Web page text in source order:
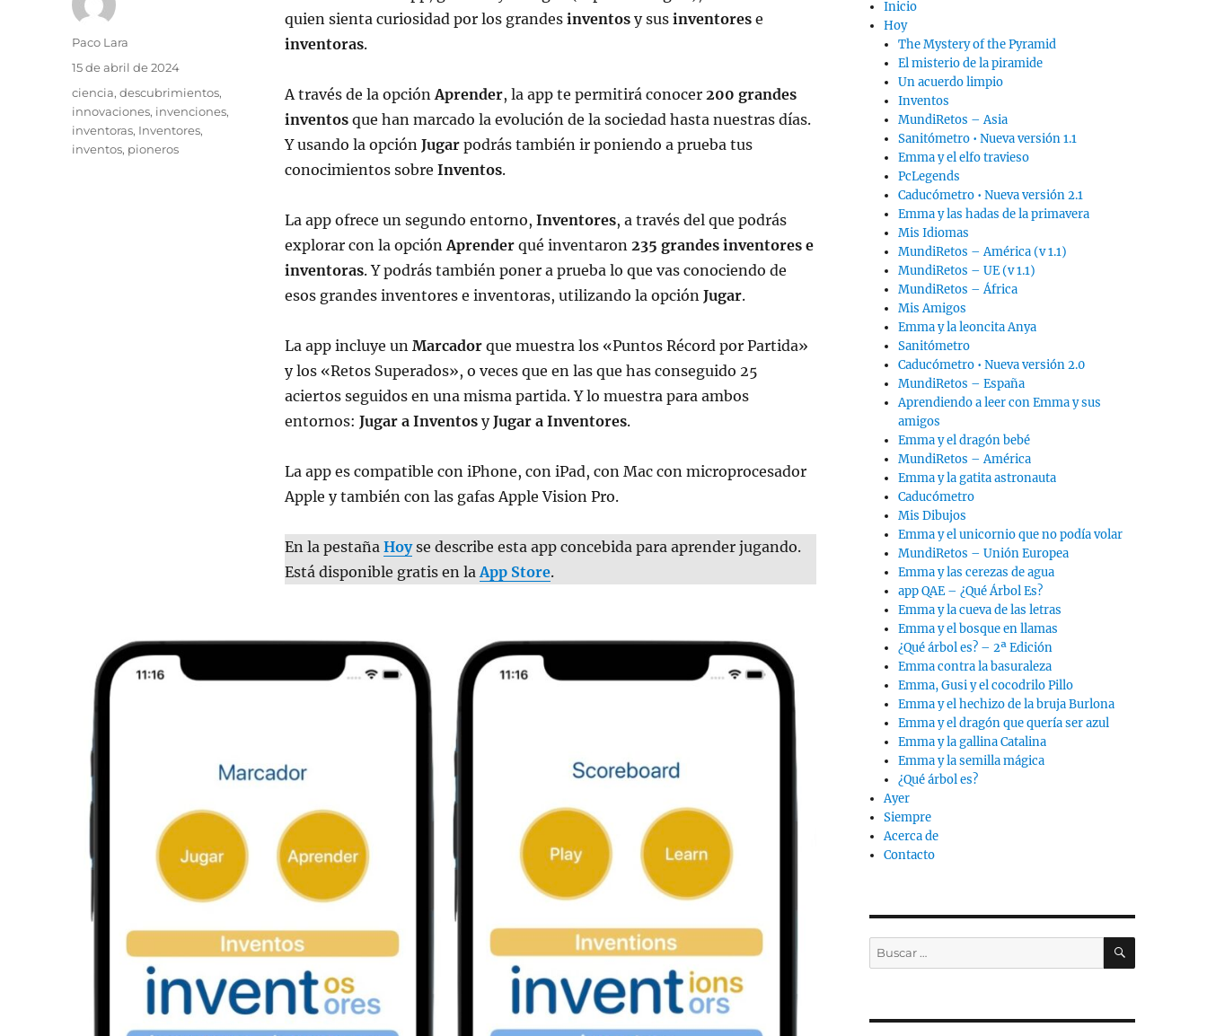
quien sienta curiosidad por los grandes inventosy sus inventorese
inventoras.
A través de la opciónAprender, la app te permitirá conocer 200 grandes
inventosque han marcado la evolución de la sociedad hasta nuestras días.
Y usando la opción Jugarpodrás también ir poniendo a prueba tus
conocimientos sobre Inventos.
La app ofrece un segundo entorno, Inventores, a través del que podrás
explorar con la opciónAprenderqué inventaron 235 grandes inventores e
inventoras. Y podrás también poner a prueba lo que vas conociendo de
esos grandes inventores e inventoras, utilizando la opción Jugar.
La app incluye un Marcadorque muestra los «Puntos Récord por Partida»
y los «Retos Superados», o veces que en las que has conseguido 25
aciertos seguidos en una misma partida. Y lo muestra para ambos
entornos: Jugar a InventosyJugar a Inventores.
La app es compatible con iPhone, con iPad, con Mac con microprocesador
Apple y también con las gafas Apple Vision Pro.
En la pestaña Hoyse describe esta app concebida para aprender jugando.
Está disponible gratis en laApp Store.
Autor
Paco Lara
Publicado
el
15 de abril de 2024
Etiquetas
ciencia,descubrimientos,
innovaciones, invenciones,
inventoras, Inventores,
inventos, pioneros
Inicio
Hoy
The Mystery of the Pyramid
El misterio de la piramide
Un acuerdo limpio
Inventos
MundiRetos – Asia
Sanitómetro • Nueva versión 1.1
Emma y el elfo travieso
PcLegends
Caducómetro • Nueva versión 2.1
Emma y las hadas de la primavera
Mis Idiomas
MundiRetos – América (v 1.1)
MundiRetos – UE (v 1.1)
MundiRetos – África
Mis Amigos
Emma y la leoncita Anya
Sanitómetro
Caducómetro • Nueva versión 2.0
MundiRetos – España
Aprendiendo a leer con Emma y sus
amigos
Emma y el dragón bebé
MundiRetos – América
Emma y la gatita astronauta
Caducómetro
Mis Dibujos
Emma y el unicornio que no podía volar
MundiRetos – Unión Europea
Emma y las cerezas de agua
app QAE – ¿Qué Árbol Es?
Emma y la cueva de las letras
Emma y el bosque en llamas
¿Qué árbol es? – 2ª Edición
Emma contra la basuraleza
Emma, Gusi y el cocodrilo Pillo
Emma y el hechizo de la bruja Burlona
Emma y el dragón que quería ser azul
Emma y la gallina Catalina
Emma y la semilla mágica
¿Qué árbol es?
Ayer
Siempre
Acerca de
Contacto
Buscar
por:
BUSCAR